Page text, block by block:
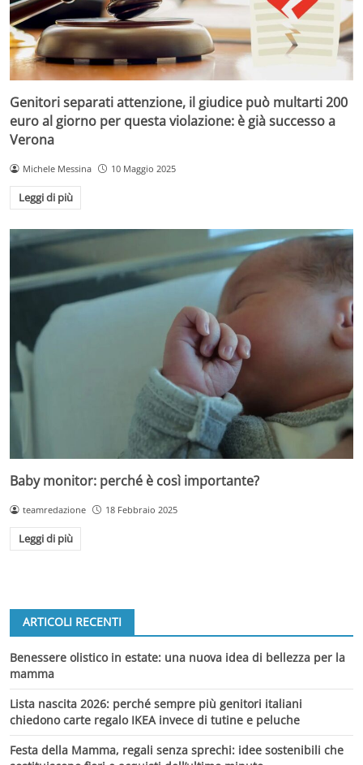
Genitori separati attenzione, il giudice può multarti 200
euro al giorno per questa violazione: è già successo a
Verona
Michele Messina 10 Maggio 2025
Leggi di più
Baby monitor: perché è così importante?
teamredazione 18 Febbraio 2025
Leggi di più
ARTICOLI RECENTI
Benessere olistico in estate: una nuova idea di bellezza per la
mamma
Lista nascita 2026: perché sempre più genitori italiani
chiedono carte regalo IKEA invece di tutine e peluche
Festa della Mamma, regali senza sprechi: idee sostenibili che